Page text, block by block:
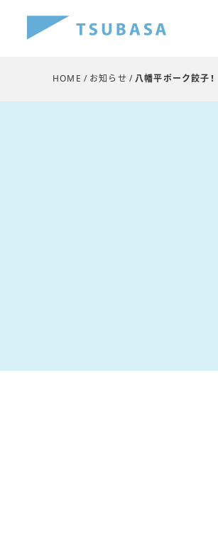
HOME お知らせ 八幡平ポーク餃子！